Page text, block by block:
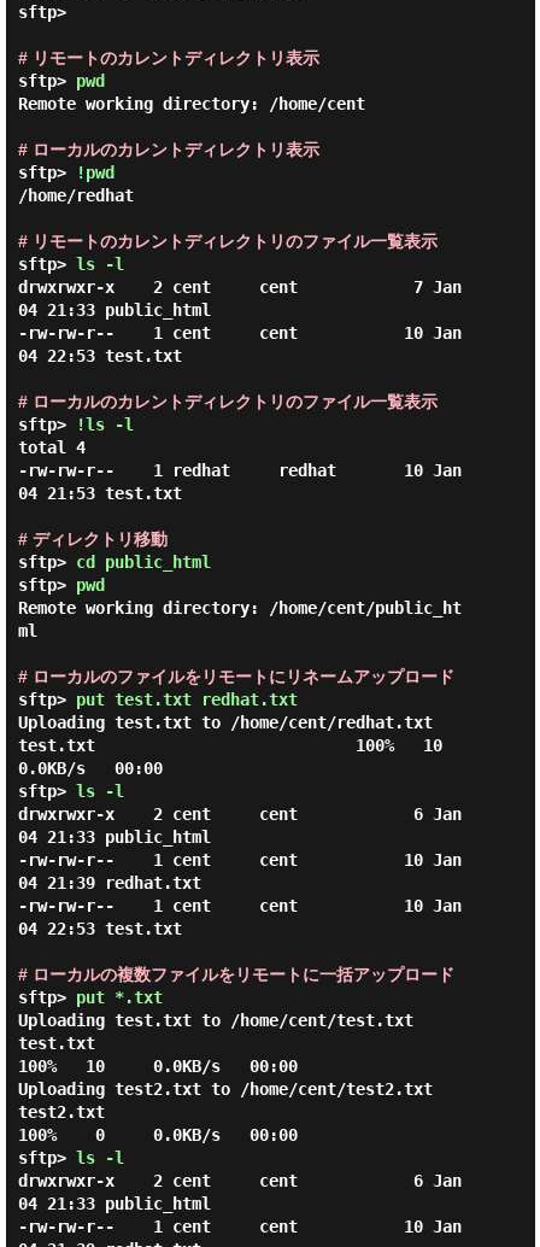
sftp>
# リモートのカレントディレクトリ表示
sftp> pwd
Remote working directory: /home/cent
# ローカルのカレントディレクトリ表示
sftp>
!pwd
/home/redhat
# リモートのカレントディレクトリのファイル一覧表示
sftp> ls -l
drwxrwxr-x    2 cent     cent            7 Jan
04 21:33 public_html
-rw-rw-r--    1 cent     cent           10 Jan
04 22:53 test.txt
# ローカルのカレントディレクトリのファイル一覧表示
sftp>
!ls -l
total 4
-rw-rw-r--    1 redhat     redhat       10 Jan
04 21:53 test.txt
# ディレクトリ移動
sftp> cd public_html
sftp> pwd
Remote working directory: /home/cent/public_ht
ml
# ローカルのファイルをリモートにリネームアップロード
sftp> put test.txt redhat.txt
Uploading test.txt to /home/cent/redhat.txt
test.txt                           100%   10
0.0KB/s   00:00
sftp> ls -l
drwxrwxr-x    2 cent     cent            6 Jan
04 21:33 public_html
-rw-rw-r--    1 cent     cent           10 Jan
04 21:39 redhat.txt
-rw-rw-r--    1 cent     cent           10 Jan
04 22:53 test.txt
# ローカルの複数ファイルをリモートに一括アップロード
sftp> put *.txt
Uploading test.txt to /home/cent/test.txt
test.txt
100%   10     0.0KB/s   00:00
Uploading test2.txt to /home/cent/test2.txt
test2.txt
100%    0     0.0KB/s   00:00
sftp> ls -l
drwxrwxr-x    2 cent     cent            6 Jan
04 21:33 public_html
-rw-rw-r--    1 cent     cent           10 Jan